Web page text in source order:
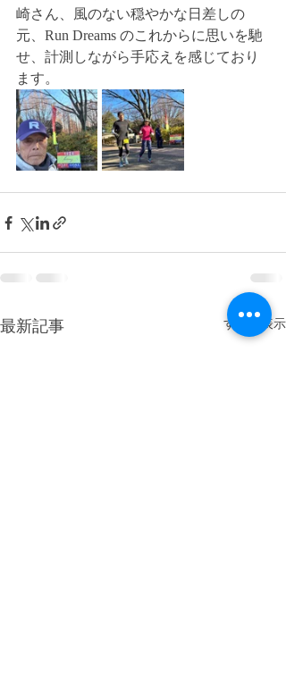
崎さん、風のない穏やかな日差しの
元、Run Dreams のこれからに思いを馳
せ、計測しながら手応えを感じており
ます。
最新記事 すべて表示